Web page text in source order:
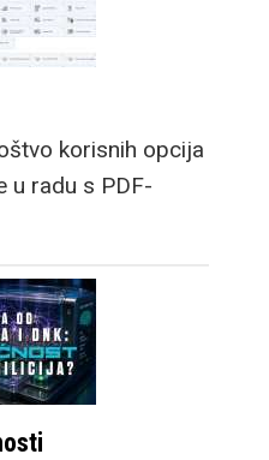
korisnih opcija
u radu s PDF-